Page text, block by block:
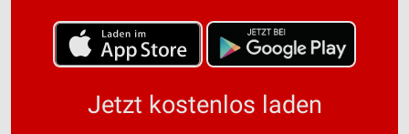
Jetzt kostenlos laden